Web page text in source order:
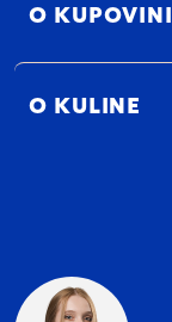
O KUPOVINI
O KULINE